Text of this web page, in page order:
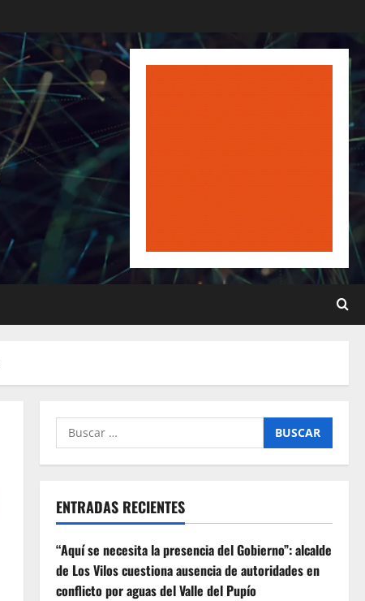
Buscar
por:
ENTRADAS RECIENTES
“Aquí se necesita la presencia del Gobierno”: alcalde
de Los Vilos cuestiona ausencia de autoridades en
conflicto por aguas del Valle del Pupío